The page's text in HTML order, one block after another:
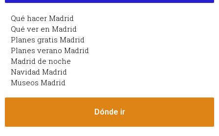
Qué hacer Madrid
Qué ver en Madrid
Planes gratis Madrid
Planes verano Madrid
Madrid de noche
Navidad Madrid
Museos Madrid
Dónde ir